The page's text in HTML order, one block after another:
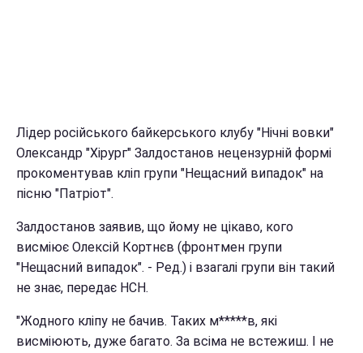
Лідер російського байкерського клубу "Нічні вовки"
Олександр "Хірург" Залдостанов нецензурній формі
прокоментував кліп групи "Нещасний випадок" на
пісню "Патріот".
Залдостанов заявив, що йому не цікаво, кого
висміює Олексій Кортнєв (фронтмен групи
"Нещасний випадок". - Ред.) і взагалі групи він такий
не знає, передає НСН.
"Жодного кліпу не бачив. Таких м*****в, які
висміюють, дуже багато. За всіма не встежиш. І не